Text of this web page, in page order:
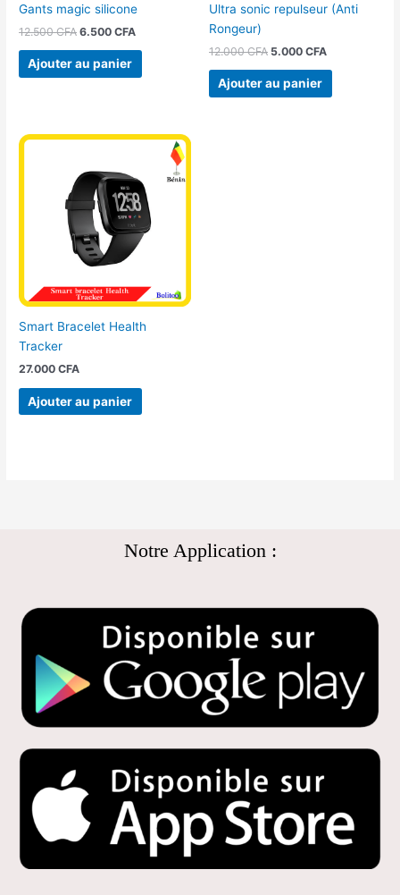
Gants magic silicone
12.500CFA 6.500CFA
Ajouter au panier
Ultra sonic repulseur (Anti
Rongeur)
12.000CFA 5.000 CFA
Ajouter au panier
Smart Bracelet Health
Tracker
27.000CFA
Ajouter au panier
Notre Application :